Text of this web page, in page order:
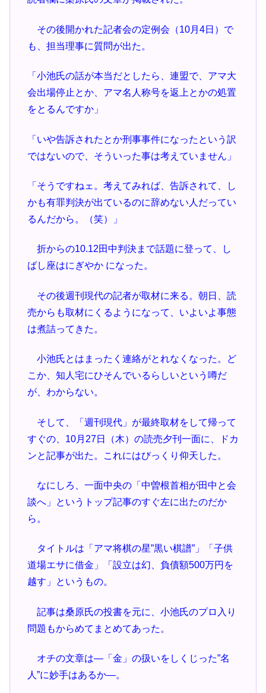
その後開かれた記者会の定例会（10月4日）で
も、担当理事に質問が出た。
「小池氏の話が本当だとしたら、連盟で、アマ大
会出場停止とか、アマ名人称号を返上とかの処置
をとるんですか」
「いや告訴されたとか刑事事件になったという訳
ではないので、そういった事は考えていません」
「そうですねェ。考えてみれば、告訴されて、し
かも有罪判決が出ているのに辞めない人だってい
るんだから。（笑）」
折からの10.12田中判決まで話題に登って、し
ばし座はにぎやか になった。
その後週刊現代の記者が取材に来る。朝日、読
売からも取材にくるようになって、いよいよ事態
は煮詰ってきた。
小池氏とはまったく連絡がとれなくなった。ど
こか、知人宅にひそんでいるらしいという噂だ
が、わからない。
そして、「週刊現代」が最終取材をして帰って
すぐの、10月27日（木）の読売夕刊一面に、ドカ
ンと記事が出た。これにはびっくり仰天した。
なにしろ、一面中央の「中曽根首相が田中と会
談へ」というトップ記事のすぐ左に出たのだか
ら。
タイトルは「アマ将棋の星”黒い棋譜”」「子供
道場エサに借金」「設立は幻、負債額500万円を
越す」というもの。
記事は桑原氏の投書を元に、小池氏のプロ入り
問題もからめてまとめてあった。
オチの文章は―「金」の扱いをしくじった”名
人”に妙手はあるか―。